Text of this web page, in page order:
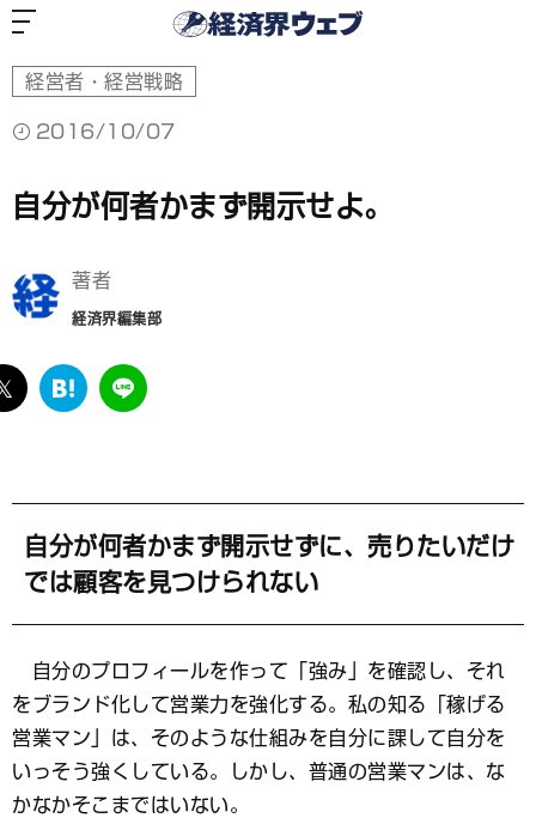
経営者・経営戦略
2016/10/07
自分が何者かまず開示せよ。
著者
経済界編集部
twitter
は
マ
ー
ク
LINE
自分が何者かまず開示せずに、売りたいだけ
では顧客を見つけられない
自分のプロフィールを作って「強み」を確認し、それ
をブランド化して営業力を強化する。私の知る「稼げる
営業マン」は、そのような仕組みを自分に課して自分を
いっそう強くしている。しかし、普通の営業マンは、な
かなかそこまではいない。